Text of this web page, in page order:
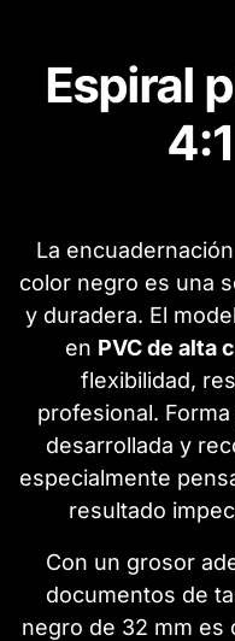
Espiral
La
color negro es una
y duradera. El
en PVC de alta
flexibilidad,
profesional.
desarrollada y
especialmente
resultado
Con un grosor
documentos de
negro de 32 mm es